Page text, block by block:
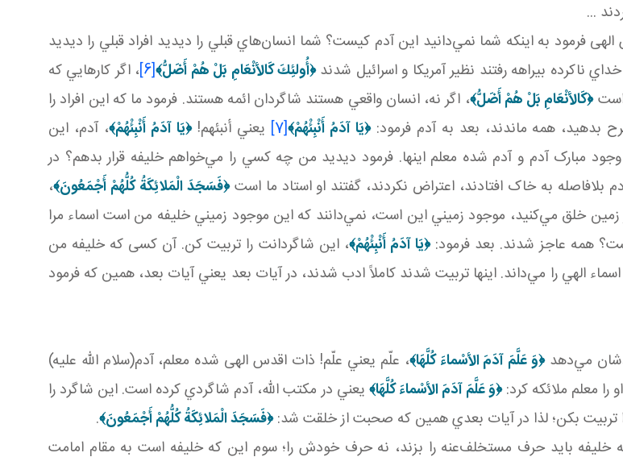
...
فرمود به اينکه شما نمي‌دانيد اين آدم کيست؟ شما انسان‌هاي قبلي را ديديد افراد قبلي را ديديد
ناکرده بيراهه رفتند نظير آمريکا و اسرائيل شدند﴿أُولئِكَ كَالأنْعَامِ بَلْ هُمْ أَضَلُّ﴾[6] ، اگر کارهايي که
است﴿كَالأنْعَامِ بَلْ هُمْ أَضَلُّ﴾، اگر نه، انسان واقعي هستند شاگردان ائمه هستند. فرمود ما که اين افراد را
بدهيد، همه ماندند، بعد به آدم فرمود:﴿يَا آدَمُ أَنْبِئْهُمْ﴾[7] يعني أنبئهم!﴿يَا آدَمُ أَنْبِئْهُمْ﴾، آدم، اين
مبارک آدم و آدم شده معلم اينها. فرمود ديديد من چه کسي را مي‌خواهم خليفه قرار بدهم؟ در
به خاک افتادند، اعتراض نکردند، گفتند او استاد ما است﴿فَسَجَدَ الْمَلائِكَةُ كُلُّهُمْ أَجْمَعُونَ﴾،
زمين خلق مي‌کنيد، موجود زميني اين است، نمي‌دانند که اين موجود زميني خليفه من است اسماء مرا
همه عاجز شدند. بعد فرمود:﴿يَا آدَمُ أَنْبِئْهُمْ﴾، اين شاگردانت را تربيت کن. آن کسی که خليفه من
را مي‌داند. اينها تربيت شدند کاملاً ادب شدند، در آيات بعد يعني آيات بعد، همين که فرمود
مي‌دهد﴿وَ عَلَّمَ آدَمَ الأسْماءَ كُلَّهَا﴾، علّم يعني علّم! ذات اقدس الهی شده معلم، آدم(سلام الله عليه)
را معلم ملائکه کرد:﴿وَ عَلَّمَ آدَمَ الأسْماءَ كُلَّهَا﴾ يعني در مکتب الله، آدم شاگردي کرده است. اين شاگرد را
تربيت بکن؛ لذا در آيات بعدي همين که صحبت از خلقت شد:﴿فَسَجَدَ الْمَلائِكَةُ كُلُّهُمْ أَجْمَعُونَ﴾.
خليفه بايد حرف مستخلف‌عنه را بزند، نه حرف خودش را؛ سوم اين که خليفه است به مقام امامت